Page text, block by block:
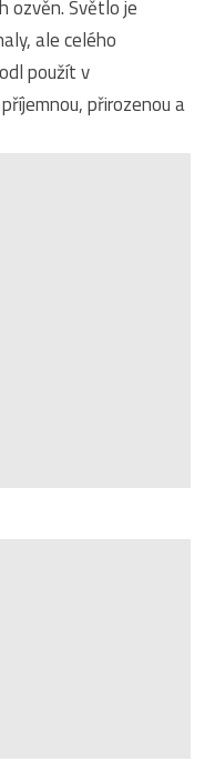
ozvěn. Světlo je
ale celého
použít v
přirozenou a